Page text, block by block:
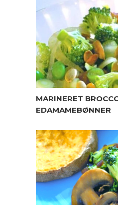
MARINERET
EDAMAMEBØNNER